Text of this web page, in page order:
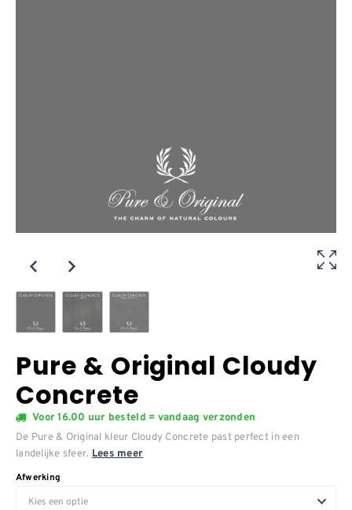
Pure & Original Cloudy
Concrete
Voor 16.00 uur besteld = vandaag verzonden
De Pure & Original kleur Cloudy Concrete past perfect in een
landelijke sfeer. Lees meer
Afwerking